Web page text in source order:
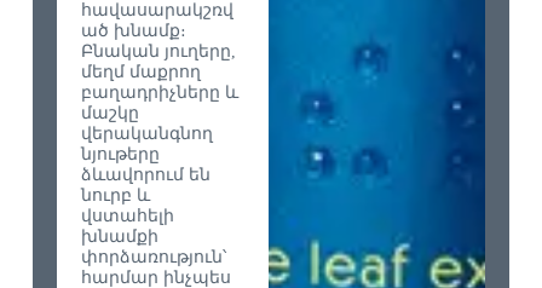
հավասարակշռվ
ած խնամք։
Բնական յուղերը,
մեղմ մաքրող
բաղադրիչները և
մաշկը
վերականգնող
նյութերը
ձևավորում են
նուրբ և
վստահելի
խնամքի
փորձառություն՝
հարմար ինչպես